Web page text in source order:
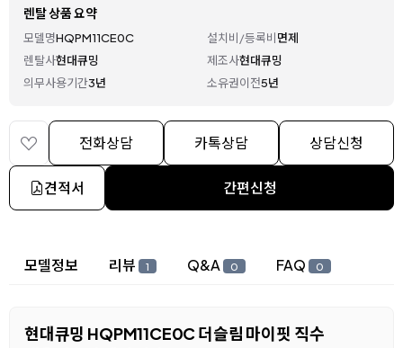
렌탈 상품 요약
모델명HQPM11CE0C 설치비/등록비면제
렌탈사현대큐밍 제조사현대큐밍
의무사용기간3년 소유권이전5년
전화상담 카톡상담 상담신청
견적서 간편신청
상세 정보
모델정보 리뷰 1 Q&A 0 FAQ 0
현대큐밍 HQPM11CE0C 더슬림 마이핏 직수